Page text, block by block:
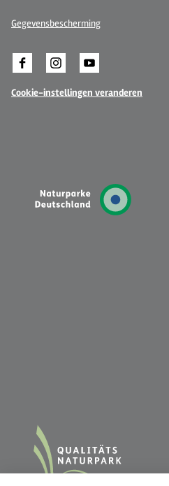
Gegevensbescherming
Cookie-instellingen veranderen